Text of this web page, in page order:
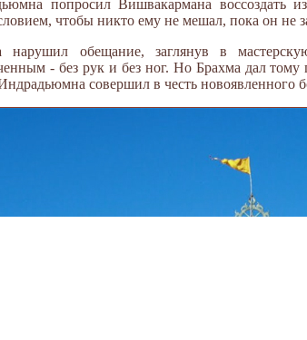
попросил Вишвакармана воссоздать
чтобы никто ему не мешал, пока он не
обещание, заглянув в
- без рук и без ног. Но Брахма дал
совершил в честь новоявленного